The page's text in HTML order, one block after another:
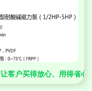
客户买得放心、用得省心